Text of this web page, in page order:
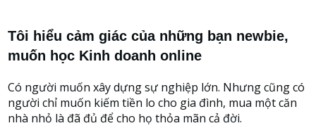
Tôi hiểu cảm giác của những bạn newbie,
muốn học Kinh doanh online
Có người muốn xây dựng sự nghiệp lớn. Nhưng cũng có
người chỉ muốn kiếm tiền lo cho gia đình, mua một căn
nhà nhỏ là đã đủ để cho họ thỏa mãn cả đời.